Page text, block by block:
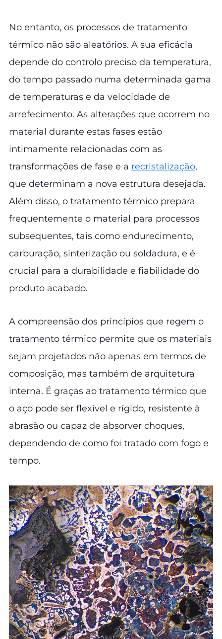
No entanto, os processos de tratamento
térmico não são aleatórios. A sua eficácia
depende do controlo preciso da temperatura,
do tempo passado numa determinada gama
de temperaturas e da velocidade de
arrefecimento. As alterações que ocorrem no
material durante estas fases estão
intimamente relacionadas com as
transformações de fase e a recristalização,
que determinam a nova estrutura desejada.
Além disso, o tratamento térmico prepara
frequentemente o material para processos
subsequentes, tais como endurecimento,
carburação, sinterização ou soldadura, e é
crucial para a durabilidade e fiabilidade do
produto acabado.
A compreensão dos princípios que regem o
tratamento térmico permite que os materiais
sejam projetados não apenas em termos de
composição, mas também de arquitetura
interna. É graças ao tratamento térmico que
o aço pode ser flexível e rígido, resistente à
abrasão ou capaz de absorver choques,
dependendo de como foi tratado com fogo e
tempo.